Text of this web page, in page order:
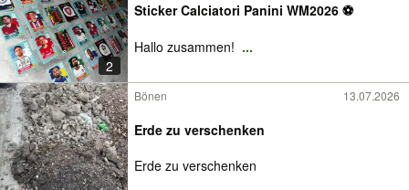
2
Sticker Calciatori Panini WM2026 ⚽️
Hallo zusammen! ...
Bönen 13.07.2026
Erde zu verschenken
Erde zu verschenken